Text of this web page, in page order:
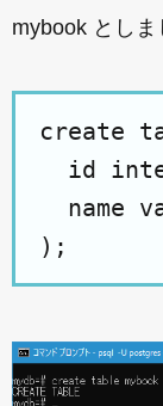
mybook としま
create
id
name